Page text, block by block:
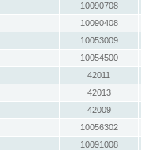
10090708
10090408
10053009
10054500
42011
42013
42009
10056302
10091008